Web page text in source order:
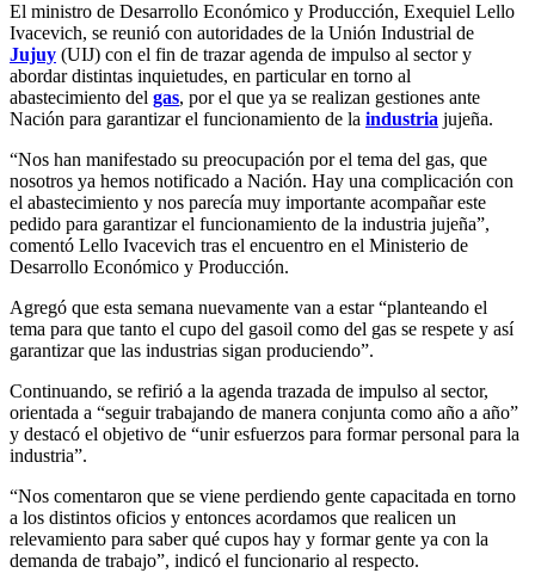
El ministro de Desarrollo Económico y Producción, Exequiel Lello
Ivacevich, se reunió con autoridades de la Unión Industrial de
Jujuy (UIJ) con el fin de trazar agenda de impulso al sector y
abordar distintas inquietudes, en particular en torno al
abastecimiento del gas, por el que ya se realizan gestiones ante
Nación para garantizar el funcionamiento de la industria jujeña.
“Nos han manifestado su preocupación por el tema del gas, que
nosotros ya hemos notificado a Nación. Hay una complicación con
el abastecimiento y nos parecía muy importante acompañar este
pedido para garantizar el funcionamiento de la industria jujeña”,
comentó Lello Ivacevich tras el encuentro en el Ministerio de
Desarrollo Económico y Producción.
Agregó que esta semana nuevamente van a estar “planteando el
tema para que tanto el cupo del gasoil como del gas se respete y así
garantizar que las industrias sigan produciendo”.
Continuando, se refirió a la agenda trazada de impulso al sector,
orientada a “seguir trabajando de manera conjunta como año a año”
y destacó el objetivo de “unir esfuerzos para formar personal para la
industria”.
“Nos comentaron que se viene perdiendo gente capacitada en torno
a los distintos oficios y entonces acordamos que realicen un
relevamiento para saber qué cupos hay y formar gente ya con la
demanda de trabajo”, indicó el funcionario al respecto.